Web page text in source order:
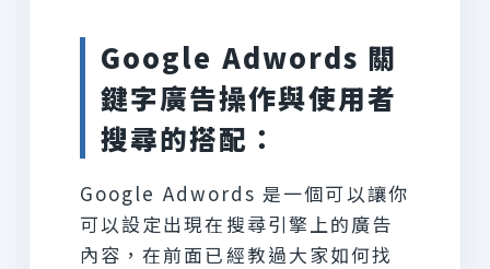
Google Adwords 關
鍵字廣告操作與使用者
搜尋的搭配：
Google Adwords 是一個可以讓你
可以設定出現在搜尋引擎上的廣告
內容，在前面已經教過大家如何找